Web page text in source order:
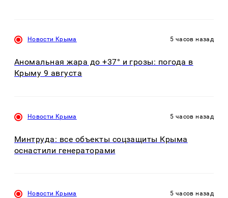
Новости Крыма 5 часов назад
Аномальная жара до +37° и грозы: погода в
Крыму 9 августа
Новости Крыма 5 часов назад
Минтруда: все объекты соцзащиты Крыма
оснастили генераторами
Новости Крыма 5 часов назад